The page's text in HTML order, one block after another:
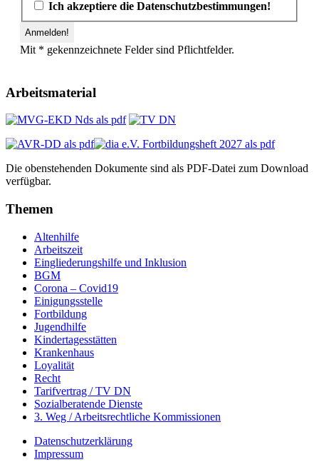
Ich akzeptiere die Datenschutzbestimmungen!
Mit * gekennzeichnete Felder sind Pflichtfelder.
Arbeitsmaterial
Die obenstehenden Dokumente sind als PDF-Datei zum Download
verfügbar.
Themen
Altenhilfe
Arbeitszeit
Eingliederungshilfe und Inklusion
BGM
Corona – Covid19
Einigungsstelle
Fortbildung
Jugendhilfe
Kindertagesstätten
Krankenhaus
Loyalität
Recht
Tarifvertrag / TV DN
Sozialberatende Dienste
3. Weg / Arbeitsrechtliche Kommissionen
Datenschutzerklärung
Impressum